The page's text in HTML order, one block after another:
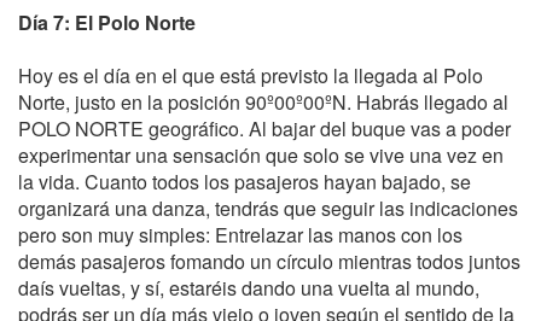
Día 7: El Polo Norte
Hoy es el día en el que está previsto la llegada al Polo
Norte, justo en la posición 90º00º00ºN. Habrás llegado al
POLO NORTE geográfico. Al bajar del buque vas a poder
experimentar una sensación que solo se vive una vez en
la vida. Cuanto todos los pasajeros hayan bajado, se
organizará una danza, tendrás que seguir las indicaciones
pero son muy simples: Entrelazar las manos con los
demás pasajeros fomando un círculo mientras todos juntos
daís vueltas, y sí, estaréis dando una vuelta al mundo,
podrás ser un día más viejo o joven según el sentido de la